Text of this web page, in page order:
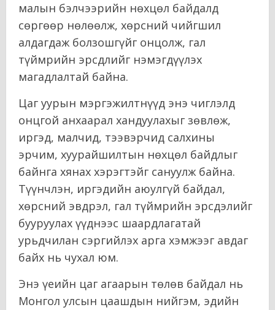
малын бэлчээрийн нөхцөл байдалд
сөргөөр нөлөөлж, хөрсний чийгшил
алдагдаж болзошгүйг онцолж, гал
түймрийн эрсдлийг нэмэгдүүлэх
магадлалтай байна.
Цаг уурын мэргэжилтнүүд энэ чиглэлд
онцгой анхаарал хандуулахыг зөвлөж,
иргэд, малчид, тээвэрчид салхины
эрчим, хуурайшилтын нөхцөл байдлыг
байнга хянах хэрэгтэйг сануулж байна.
Түүнчлэн, иргэдийн аюулгүй байдал,
хөрсний эвдрэл, гал түймрийн эрсдэлийг
бууруулах үүднээс шаардлагатай
урьдчилан сэргийлэх арга хэмжээг авдаг
байх нь чухал юм.
Энэ үеийн цаг агаарын төлөв байдал нь
Монгол улсын цаашдын нийгэм, эдийн